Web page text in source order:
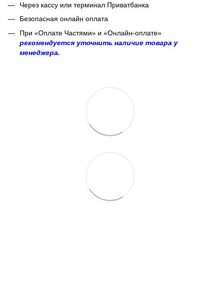
Через кассу или терминал Приватбанка
Безопасная онлайн оплата
При «Оплате Частями» и «Онлайн-оплате»
рекомендуется уточнить наличие товара у
менеджера.